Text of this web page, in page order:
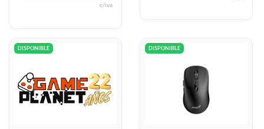
c/iva
DISPONIBLE DISPONIBLE